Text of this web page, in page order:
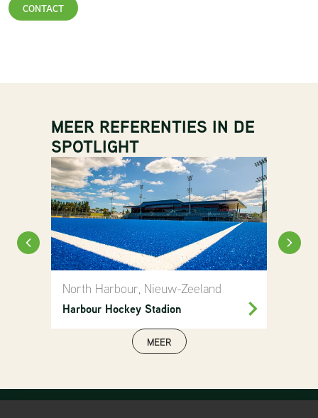
CONTACT
MEER REFERENTIES IN DE
SPOTLIGHT
North Harbour, Nieuw-Zeeland
Harbour Hockey Stadion
MEER